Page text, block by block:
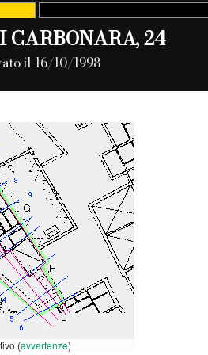
CARBONARA, 24
il 16/10/1998
(avvertenze)